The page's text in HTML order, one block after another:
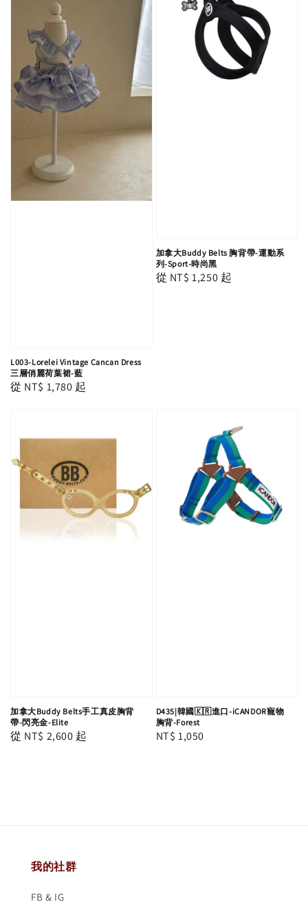
L003-Lorelei Vintage Cancan Dress
三層俏麗荷葉裙-藍
Regular
從 NT$ 1,780 起
加拿大Buddy Belts 胸背帶-運動系
列-Sport-時尚黑
Regular
從 NT$ 1,250 起
加拿大Buddy Belts手工真皮胸背
帶-閃亮金-Elite
Regular
從 NT$ 2,600 起
D435|韓國🇰🇷進口-iCANDOR寵物
胸背-Forest
Regular
NT$ 1,050
我的社群
FB & IG